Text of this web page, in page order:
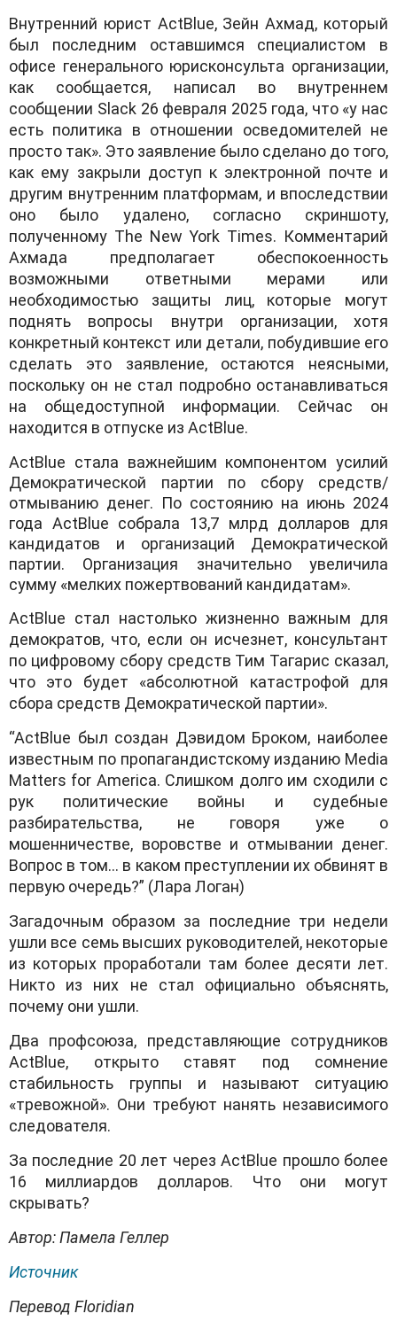
Внутренний юрист ActBlue, Зейн Ахмад, который
был последним оставшимся специалистом в
офисе генерального юрисконсульта организации,
как сообщается, написал во внутреннем
сообщении Slack 26 февраля 2025 года, что «у нас
есть политика в отношении осведомителей не
просто так». Это заявление было сделано до того,
как ему закрыли доступ к электронной почте и
другим внутренним платформам, и впоследствии
оно было удалено, согласно скриншоту,
полученному The New York Times. Комментарий
Ахмада предполагает обеспокоенность
возможными ответными мерами или
необходимостью защиты лиц, которые могут
поднять вопросы внутри организации, хотя
конкретный контекст или детали, побудившие его
сделать это заявление, остаются неясными,
поскольку он не стал подробно останавливаться
на общедоступной информации. Сейчас он
находится в отпуске из ActBlue.
ActBlue стала важнейшим компонентом усилий
Демократической партии по сбору средств/
отмыванию денег. По состоянию на июнь 2024
года ActBlue собрала 13,7 млрд долларов для
кандидатов и организаций Демократической
партии. Организация значительно увеличила
сумму «мелких пожертвований кандидатам».
ActBlue стал настолько жизненно важным для
демократов, что, если он исчезнет, консультант
по цифровому сбору средств Тим Тагарис сказал,
что это будет «абсолютной катастрофой для
сбора средств Демократической партии».
“ActBlue был создан Дэвидом Броком, наиболее
известным по пропагандистскому изданию Media
Matters for America. Слишком долго им сходили с
рук политические войны и судебные
разбирательства, не говоря уже о
мошенничестве, воровстве и отмывании денег.
Вопрос в том… в каком преступлении их обвинят в
первую очередь?” (Лара Логан)
Загадочным образом за последние три недели
ушли все семь высших руководителей, некоторые
из которых проработали там более десяти лет.
Никто из них не стал официально объяснять,
почему они ушли.
Два профсоюза, представляющие сотрудников
ActBlue, открыто ставят под сомнение
стабильность группы и называют ситуацию
«тревожной». Они требуют нанять независимого
следователя.
За последние 20 лет через ActBlue прошло более
16 миллиардов долларов. Что они могут
скрывать?
Автор: Памела Геллер
Источник
Перевод Floridian